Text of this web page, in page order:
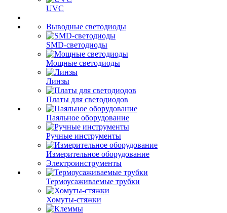
UVC
Выводные светодиоды
SMD-светодиоды
Мощные светодиоды
Линзы
Платы для светодиодов
Паяльное оборудование
Ручные инструменты
Измерительное оборудование
Электроинструменты
Термоусаживаемые трубки
Хомуты-стяжки